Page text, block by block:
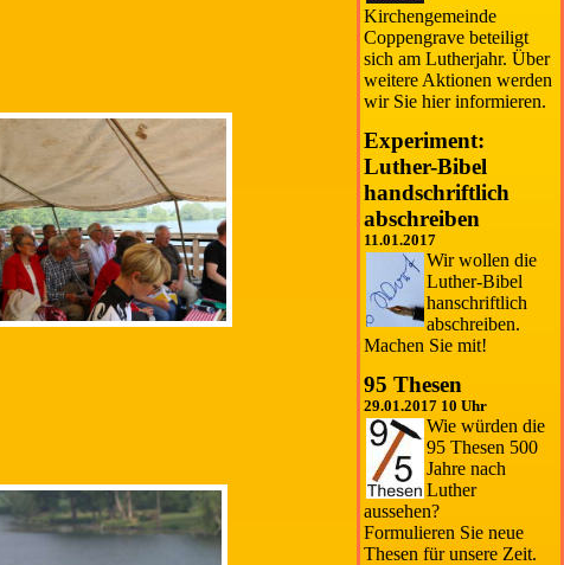
Kirchengemeinde
Coppengrave beteiligt
sich am Lutherjahr. Über
weitere Aktionen werden
wir Sie hier informieren.
Experiment:
Luther-Bibel
handschriftlich
abschreiben
11.01.2017
Wir wollen die
Luther-Bibel
hanschriftlich
abschreiben.
Machen Sie mit!
95 Thesen
29.01.2017 10 Uhr
Wie würden die
95 Thesen 500
Jahre nach
Luther
aussehen?
Formulieren Sie neue
Thesen für unsere Zeit.